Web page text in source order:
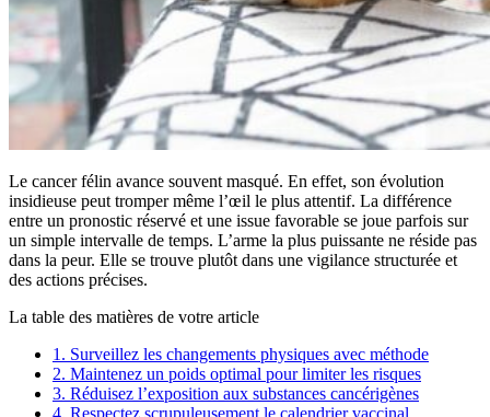
Le cancer félin avance souvent masqué. En effet, son évolution
insidieuse peut tromper même l’œil le plus attentif. La différence
entre un pronostic réservé et une issue favorable se joue parfois sur
un simple intervalle de temps. L’arme la plus puissante ne réside pas
dans la peur. Elle se trouve plutôt dans une vigilance structurée et
des actions précises.
La table des matières de votre article
1. Surveillez les changements physiques avec méthode
2. Maintenez un poids optimal pour limiter les risques
3. Réduisez l’exposition aux substances cancérigènes
4. Respectez scrupuleusement le calendrier vaccinal